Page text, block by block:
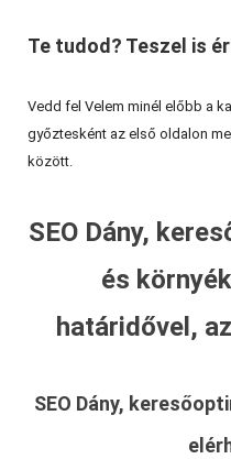
Te tudod? Teszel is
Vedd fel Velem minél előbb a
győztesként az első oldalon
között.
SEO Dány,
és
határidővel,
SEO Dány,